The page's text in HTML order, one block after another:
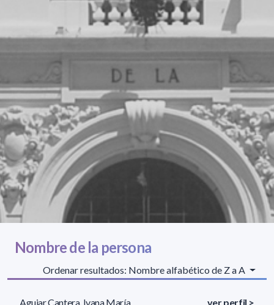
Nombre de la persona
Ordenar resultados: Nombre alfabético de Z a A
Aguiar Cantera, Ivana María ver perfil >